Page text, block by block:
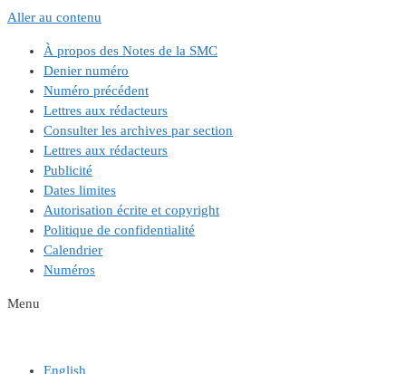
Aller au contenu
À propos des Notes de la SMC
Denier numéro
Numéro précédent
Lettres aux rédacteurs
Consulter les archives par section
Lettres aux rédacteurs
Publicité
Dates limites
Autorisation écrite et copyright
Politique de confidentialité
Calendrier
Numéros
Menu
English